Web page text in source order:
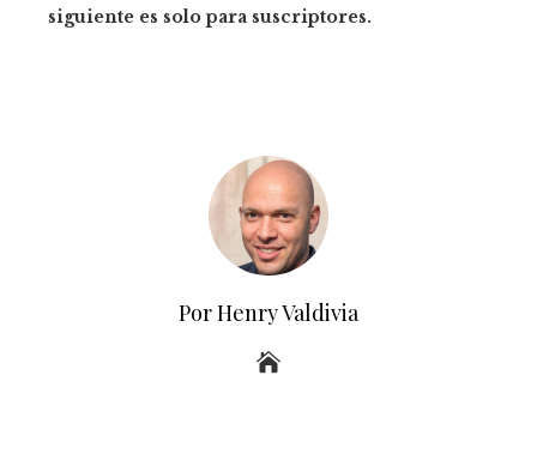
siguiente es solo para suscriptores.
Por Henry Valdivia